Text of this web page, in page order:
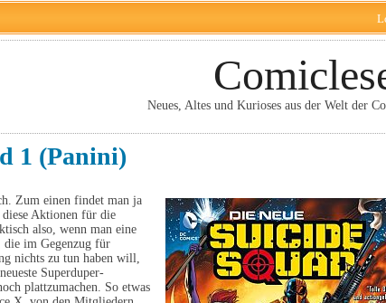
Neues, Altes und Kurioses aus der Welt der
1 (Panini)
Zum einen findet man ja
diese Aktionen für die
also, wenn man eine
die im Gegenzug für
nichts zu tun haben will,
Superduper-
plattzumachen. So etwas